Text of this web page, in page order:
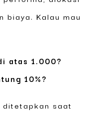
biaya. Kalau mau
atas 1.000?
10%?
ditetapkan saat